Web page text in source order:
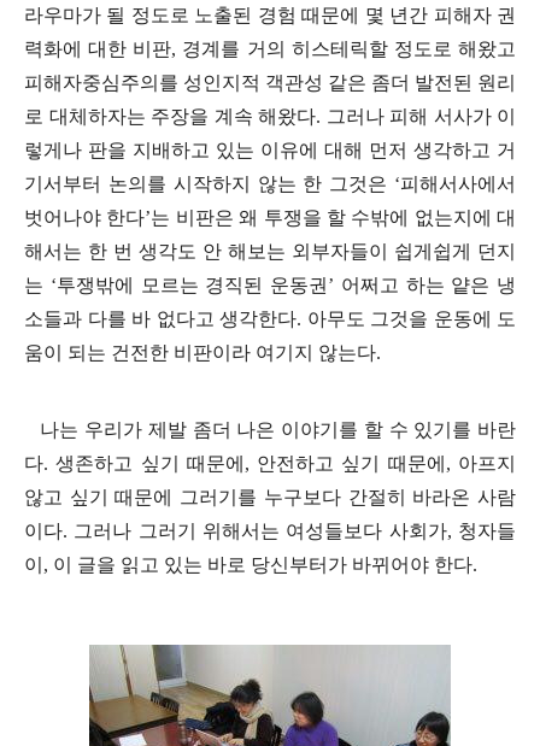
라우마가 될 정도로 노출된 경험 때문에 몇 년간 피해자 권
력화에 대한 비판, 경계를 거의 히스테릭할 정도로 해왔고
피해자중심주의를 성인지적 객관성 같은 좀더 발전된 원리
로 대체하자는 주장을 계속 해왔다. 그러나 피해 서사가 이
렇게나 판을 지배하고 있는 이유에 대해 먼저 생각하고 거
기서부터 논의를 시작하지 않는 한 그것은 ‘피해서사에서
벗어나야 한다’는 비판은 왜 투쟁을 할 수밖에 없는지에 대
해서는 한 번 생각도 안 해보는 외부자들이 쉽게쉽게 던지
는 ‘투쟁밖에 모르는 경직된 운동권 ’ 어쩌고 하는 얕은 냉
소들과 다를 바 없다고 생각한다. 아무도 그것을 운동에 도
움이 되는 건전한 비판이라 여기지 않는다.
나는 우리가 제발 좀더 나은 이야기를 할 수 있기를 바란
다.생존하고 싶기 때문에 , 안전하고 싶기 때문에 , 아프지
않고 싶기 때문에 그러기를 누구보다 간절히 바라온 사람
이다. 그러나 그러기 위해서는 여성들보다 사회가, 청자들
이 , 이 글을 읽고 있는 바로 당신부터가 바뀌어야 한다.